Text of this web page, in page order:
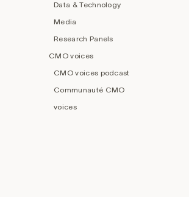
Data & Technology
Media
Research Panels
CMO voices
CMO voices podcast
Communauté CMO
voices